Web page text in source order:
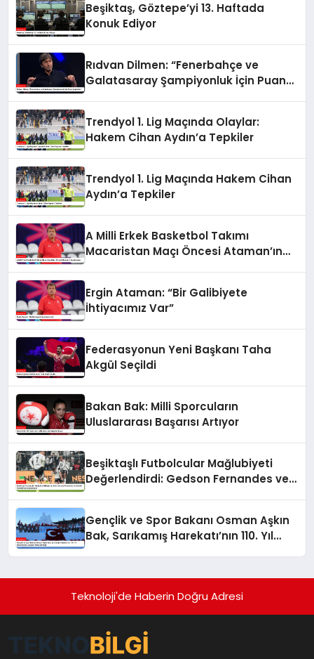
Beşiktaş, Göztepe’yi 13. Haftada
Konuk Ediyor
Rıdvan Dilmen: “Fenerbahçe ve
Galatasaray Şampiyonluk İçin Puan
Trendyol 1. Lig Maçında Olaylar:
Hakem Cihan Aydın’a Tepkiler
Trendyol 1. Lig Maçında Hakem Cihan
Aydın’a Tepkiler
A Milli Erkek Basketbol Takımı
Macaristan Maçı Öncesi Ataman’ın
Ergin Ataman: “Bir Galibiyete
İhtiyacımız Var”
Federasyonun Yeni Başkanı Taha
Akgül Seçildi
Bakan Bak: Milli Sporcuların
Uluslararası Başarısı Artıyor
Beşiktaşlı Futbolcular Mağlubiyeti
Değerlendirdi: Gedson Fernandes ve
Gençlik ve Spor Bakanı Osman Aşkın
Bak, Sarıkamış Harekatı’nın 110. Yıl
Teknoloji'de Haberin Doğru Adresi